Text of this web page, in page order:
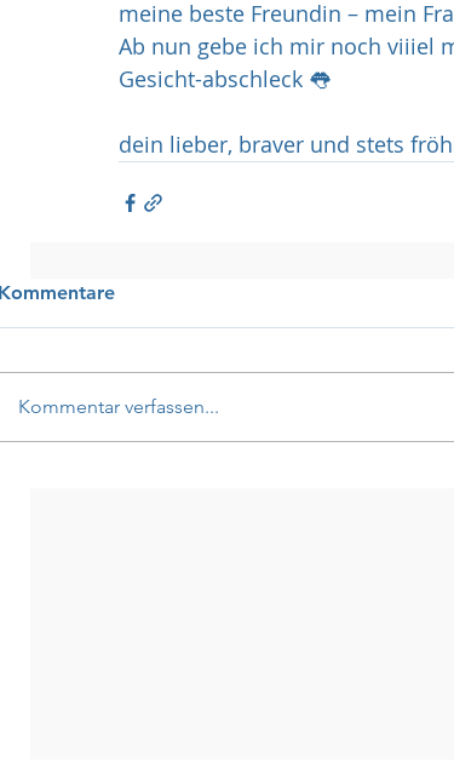
meine beste Freundin – mein
Ab nun gebe ich mir noch viiiel
Gesicht-abschleck 👅
dein lieber, braver und stets
Kommentar verfassen...